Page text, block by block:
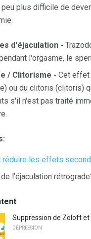
peu plus difficile de
d'éjaculation -
l'orgasme, le
/ Clitorisme - Cet effet
ou du clitoris (clitoris)
s'il n'est pas traité
réduire les effets
l'éjaculation
Suppression de Zoloft
DÉPRESSION